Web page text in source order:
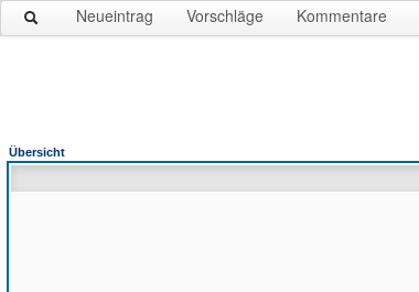
Neueintrag Vorschläge Kommentare
Übersicht